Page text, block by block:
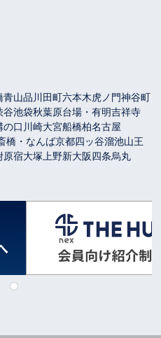
青山品川 田町六本木虎ノ門神谷町
谷池袋秋葉原台場・有明吉祥寺
の口 川崎大宮船橋柏名古屋
橋・なんば京都四ッ谷溜池山王
原宿大塚 上野新大阪四条烏丸